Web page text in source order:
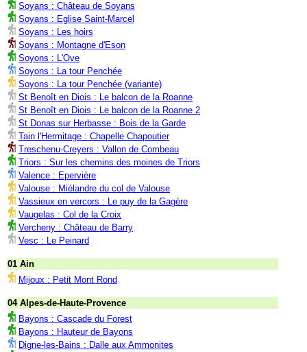
Soyans : Château de Soyans
Soyans : Eglise Saint-Marcel
Soyans : Les hoirs
Soyans : Montagne d'Eson
Soyons : L'Ove
Soyons : La tour Penchée
Soyons : La tour Penchée (variante)
St Benoît en Diois : Le balcon de la Roanne
St Benoît en Diois : Le balcon de la Roanne 2
St Donas sur Herbasse : Bois de la Garde
Tain l'Hermitage : Chapelle Chapoutier
Treschenu-Creyers : Vallon de Combeau
Triors : Sur les chemins des moines de Triors
Valence : Epervière
Valouse : Miélandre du col de Valouse
Vassieux en vercors : Le puy de la Gagère
Vaugelas : Col de la Croix
Vercheny : Château de Barry
Vesc : Le Peinard
01 Ain
Mijoux : Petit Mont Rond
04 Alpes-de-Haute-Provence
Bayons : Cascade du Forest
Bayons : Hauteur de Bayons
Digne-les-Bains : Dalle aux Ammonites